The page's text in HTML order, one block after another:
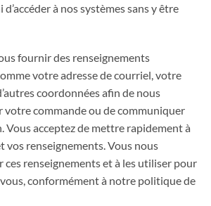
à nos systèmes sans y être
fournir des renseignements
votre adresse de courriel, votre
coordonnées afin de nous
commande ou de communiquer
Vous acceptez de mettre rapidement à
vos renseignements. Vous nous
ces renseignements et à les utiliser pour
conformément à notre politique de